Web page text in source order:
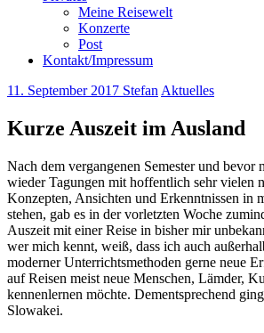
Meine Reisewelt
Konzerte
Post
Kontakt/Impressum
11. September 2017 Stefan Aktuelles
Kurze Auszeit im Ausland
Nach dem vergangenen Semester und bevor
wieder Tagungen mit hoffentlich sehr vielen
Konzepten, Ansichten und Erkenntnissen in
stehen, gab es in der vorletzten Woche
Auszeit mit einer Reise in bisher mir
wer mich kennt, weiß, dass ich auch
moderner Unterrichtsmethoden gerne neue
auf Reisen meist neue Menschen, Lämder,
kennenlernen möchte. Dementsprechend
Slowakei.